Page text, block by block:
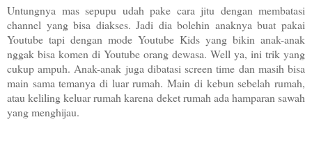
Untungnya mas sepupu udah pake cara jitu dengan membatasi
channel yang bisa diakses. Jadi dia bolehin anaknya buat pakai
Youtube tapi dengan mode Youtube Kids yang bikin anak-anak
nggak bisa komen di Youtube orang dewasa. Well ya, ini trik yang
cukup ampuh. Anak-anak juga dibatasi screen time dan masih bisa
main sama temanya di luar rumah. Main di kebun sebelah rumah,
atau keliling keluar rumah karena deket rumah ada hamparan sawah
yang menghijau.